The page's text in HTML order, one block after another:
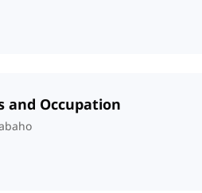
and Occupation